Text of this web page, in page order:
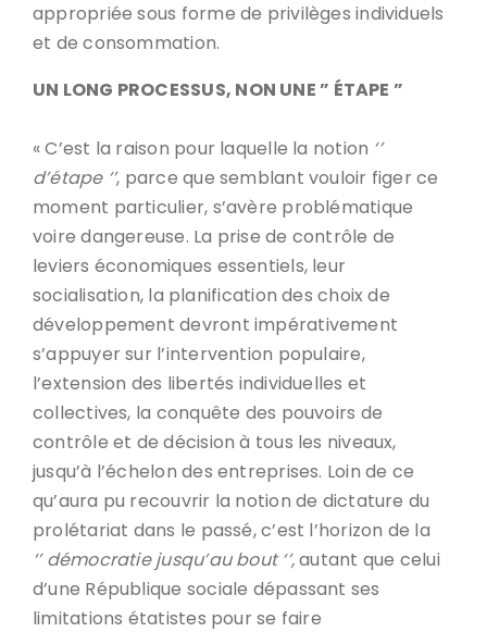
appropriée sous forme de privilèges individuels
et de consommation.
UN LONG PROCESSUS, NON UNE ” ÉTAPE ”
« C’est la raison pour laquelle la notion ‘’
d’étape ‘’, parce que semblant vouloir figer ce
moment particulier, s’avère problématique
voire dangereuse. La prise de contrôle de
leviers économiques essentiels, leur
socialisation, la planification des choix de
développement devront impérativement
s’appuyer sur l’intervention populaire,
l’extension des libertés individuelles et
collectives, la conquête des pouvoirs de
contrôle et de décision à tous les niveaux,
jusqu’à l’échelon des entreprises. Loin de ce
qu’aura pu recouvrir la notion de dictature du
prolétariat dans le passé, c’est l’horizon de la
‘’ démocratie jusqu’au bout ‘’,autant que celui
d’une République sociale dépassant ses
limitations étatistes pour se faire